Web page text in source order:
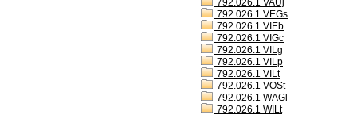
792.026.1 VAUj
792.026.1 VEGs
792.026.1 VIEb
792.026.1 VIGc
792.026.1 VILg
792.026.1 VILp
792.026.1 VILt
792.026.1 VOSt
792.026.1 WAGl
792.026.1 WILt